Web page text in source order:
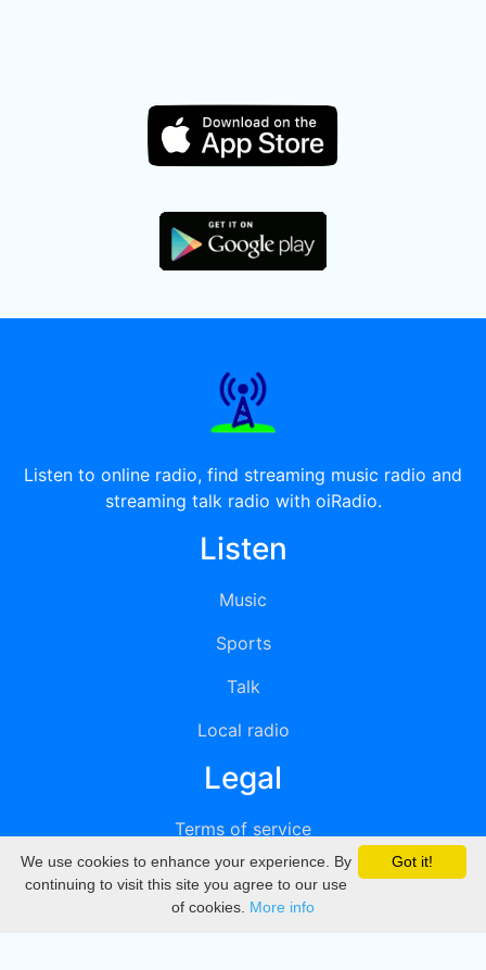
Listen to online radio, find streaming music radio and
streaming talk radio with oiRadio.
Listen
Music
Sports
Talk
Local radio
Legal
Terms of service
Privacy
DMCA
Got it!
We use cookies to enhance your experience. By
continuing to visit this site you agree to our use
of cookies. More info